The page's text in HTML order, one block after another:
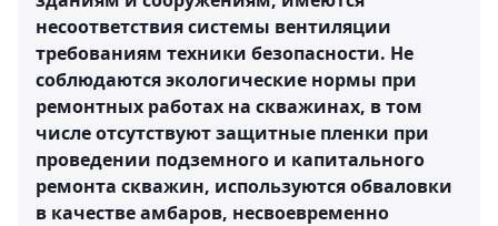
несоответствия системы вентиляции
требованиям техники безопасности. Не
соблюдаются экологические нормы при
ремонтных работах на скважинах, в том
числе отсутствуют защитные пленки при
проведении подземного и капитального
ремонта скважин, используются обваловки
в качестве амбаров, несвоевременно